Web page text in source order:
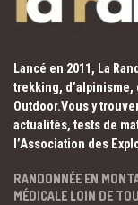
Lancé en 2011, La
trekking,
Outdoor.Vous y
actualités, tests de
l’Association des
RANDONNÉE EN
MÉDICALE LOIN DE